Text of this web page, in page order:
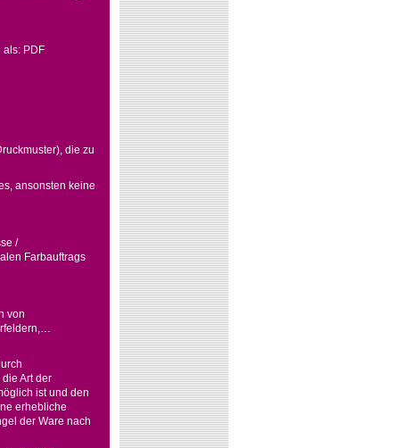
PDF
die zu
ansonsten keine
/
Farbauftrags
von
Art der
ist und den
erhebliche
der Ware nach